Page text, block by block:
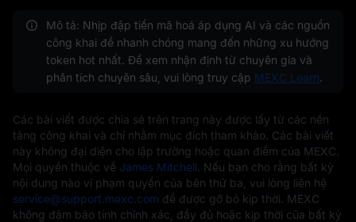
Mô tả: Nhịp đập tiền mã hoá áp dụng AI và các nguồn
công khai để nhanh chóng mang đến những xu hướng
token hot nhất. Để xem nhận định từ chuyên gia và
phân tích chuyên sâu, vui lòng truy cập MEXC Learn.
Các bài viết được chia sẻ trên trang này được lấy từ các nền
tảng công khai và chỉ nhằm mục đích tham khảo. Các bài viết
này không đại diện cho lập trường hoặc quan điểm của MEXC.
Mọi quyền thuộc về James Mitchell . Nếu bạn cho rằng bất kỳ
nội dung nào vi phạm quyền của bên thứ ba, vui lòng liên hệ
service@support.mexc.com để được gỡ bỏ kịp thời. MEXC
không đảm bảo tính chính xác, đầy đủ hoặc kịp thời của bất kỳ